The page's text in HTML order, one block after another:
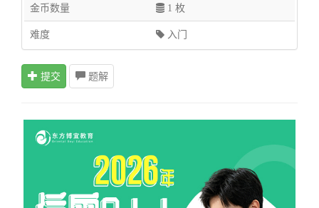
金币数量 1 枚
难度 入门
提交 题解